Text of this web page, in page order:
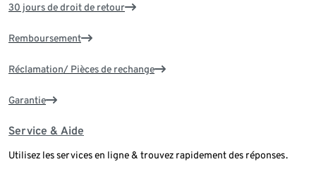
30 jours de droit de retour
Remboursement
Réclamation/ Pièces de rechange
Garantie
Service & Aide
Utilisez les services en ligne & trouvez rapidement des réponses.